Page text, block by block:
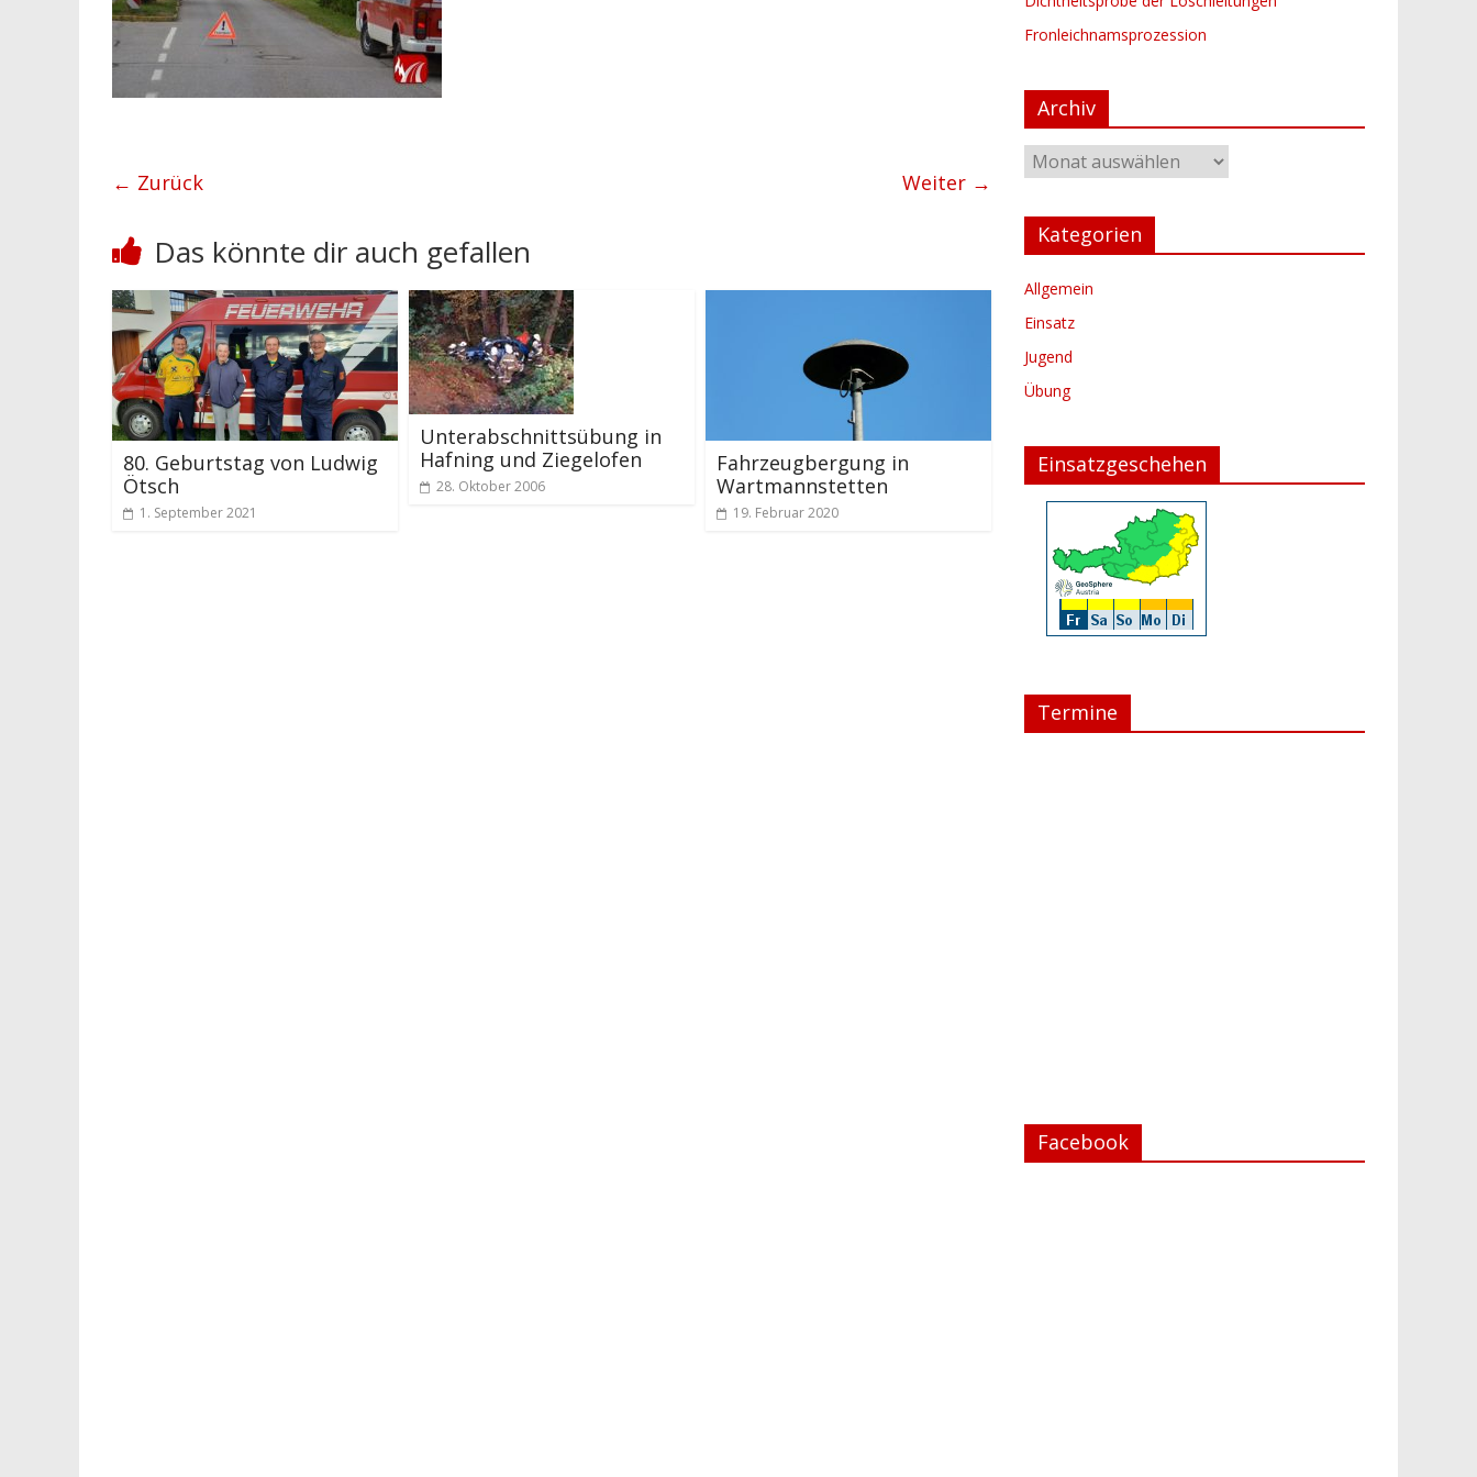
← Zurück Weiter →
Das könnte dir auch gefallen
80. Geburtstag von Ludwig
Ötsch
1. September 2021
Unterabschnittsübung in
Hafning und Ziegelofen
28. Oktober 2006
Fahrzeugbergung in
Wartmannstetten
19. Februar 2020
Fronleichnamsprozession
Archiv
Archiv
Kategorien
Allgemein
Einsatz
Jugend
Übung
Einsatzgeschehen
Termine
Facebook